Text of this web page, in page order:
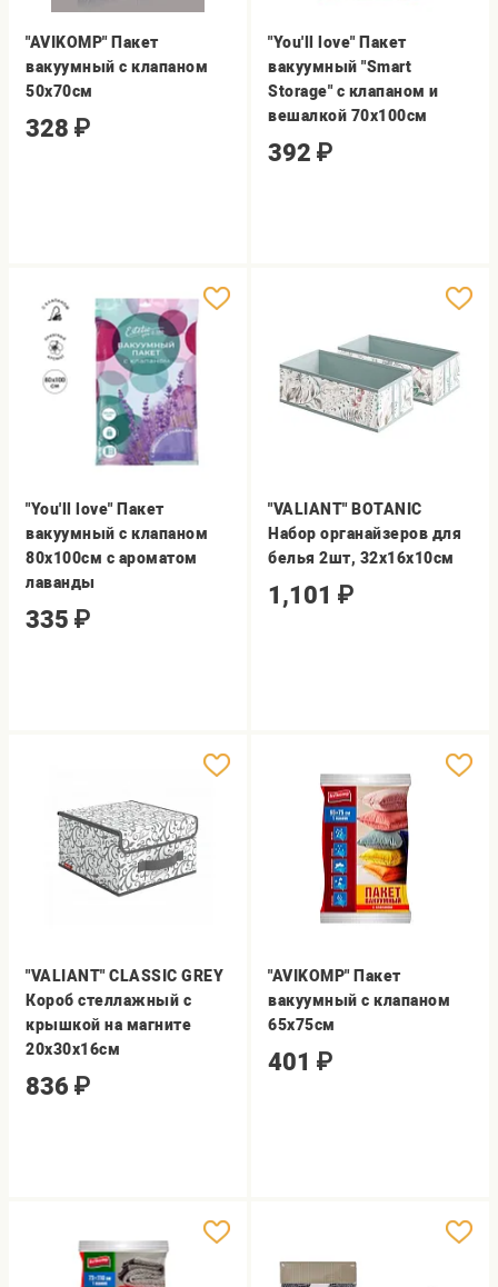
"AVIKOMP" Пакет
вакуумный с клапаном
50х70см
328 ₽
"You'll love" Пакет
вакуумный "Smart
Storage" с клапаном и
вешалкой 70х100см
392 ₽
"You'll love" Пакет
вакуумный с клапаном
80х100см с ароматом
лаванды
335 ₽
"VALIANT" BOTANIC
Набор органайзеров для
белья 2шт, 32х16х10см
1,101 ₽
"VALIANT" CLASSIC GREY
Короб стеллажный с
крышкой на магните
20х30х16см
836 ₽
"AVIKOMP" Пакет
вакуумный с клапаном
65х75см
401 ₽